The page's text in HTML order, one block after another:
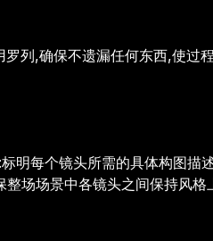
列,确保不遗漏任何东西,使
每个镜头所需的具体构图
场场景中各镜头之间保持风格